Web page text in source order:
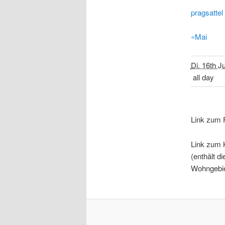
pragsattel
«Mai
Di. 16th
all day
Link zum
Link zum
(enthält